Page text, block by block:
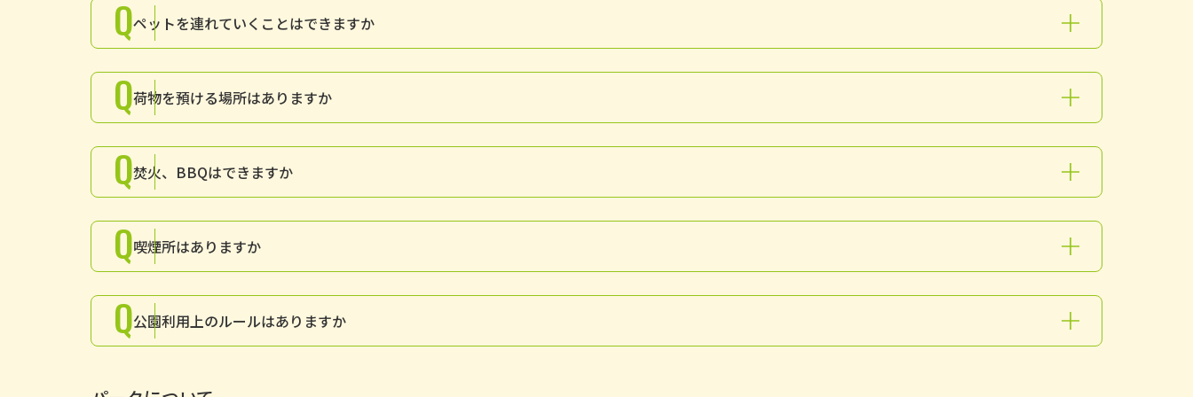
Qペットを連れていくことはできますか
Q荷物を預ける場所はありますか
Q焚火、BBQはできますか
Q喫煙所はありますか
Q公園利用上のルールはありますか